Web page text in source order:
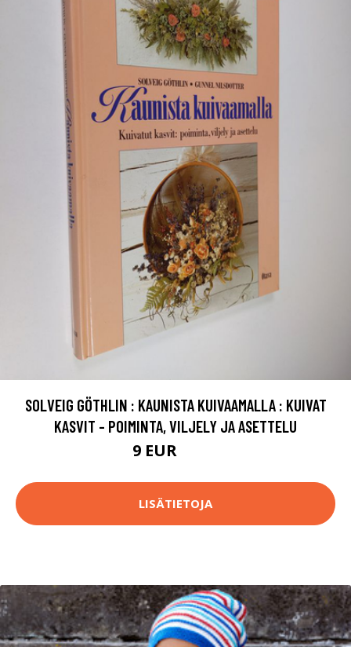
SOLVEIG GÖTHLIN : KAUNISTA KUIVAAMALLA : KUIVAT
KASVIT - POIMINTA, VILJELY JA ASETTELU
9 EUR
LISÄTIETOJA